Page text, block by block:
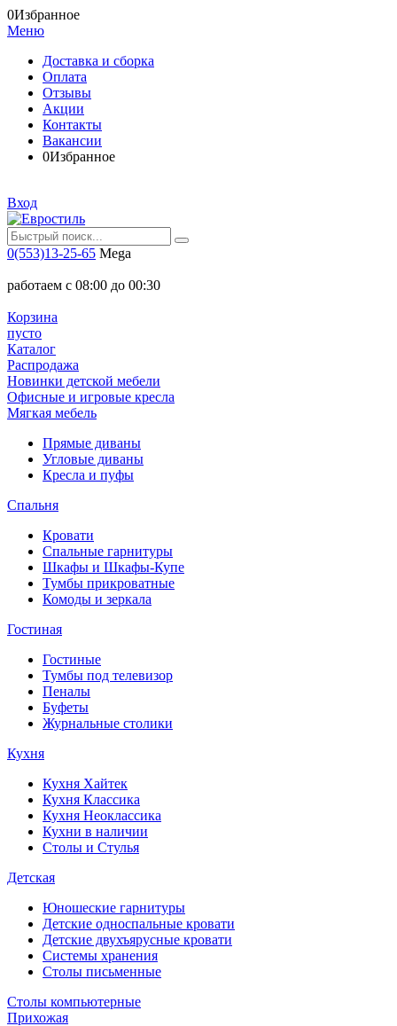
0Избранное
Меню
Доставка и сборка
Оплата
Отзывы
Акции
Контакты
Вакансии
0Избранное
Вход
0(553)13-25-65 Mega
работаем с 08:00 до 00:30
Корзина
пусто
Каталог
Распродажа
Новинки детской мебели
Офисные и игровые кресла
Мягкая мебель
Прямые диваны
Угловые диваны
Кресла и пуфы
Спальня
Кровати
Спальные гарнитуры
Шкафы и Шкафы-Купе
Тумбы прикроватные
Комоды и зеркала
Гостиная
Гостиные
Тумбы под телевизор
Пеналы
Буфеты
Журнальные столики
Кухня
Кухня Хайтек
Кухня Классика
Кухня Неоклассика
Кухни в наличии
Столы и Стулья
Детская
Юношеские гарнитуры
Детские односпальные кровати
Детские двухъярусные кровати
Системы хранения
Столы письменные
Столы компьютерные
Прихожая